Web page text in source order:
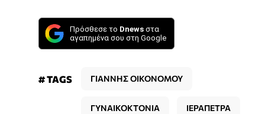
Πρόσθεσε το Dnews στα
αγαπημένα σου στη Google
# TAGS ΓΙΑΝΝΗΣ ΟΙΚΟΝΟΜΟΥ
ΓΥΝΑΙΚΟΚΤΟΝΙΑ ΙΕΡΑΠΕΤΡΑ